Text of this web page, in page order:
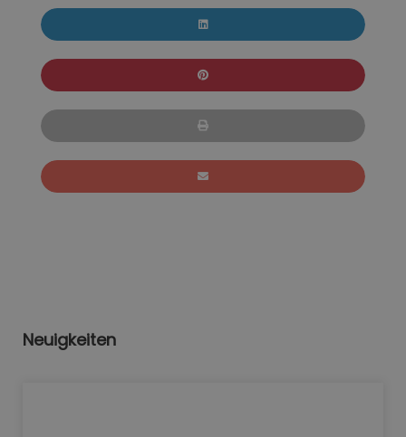
Neuigkeiten